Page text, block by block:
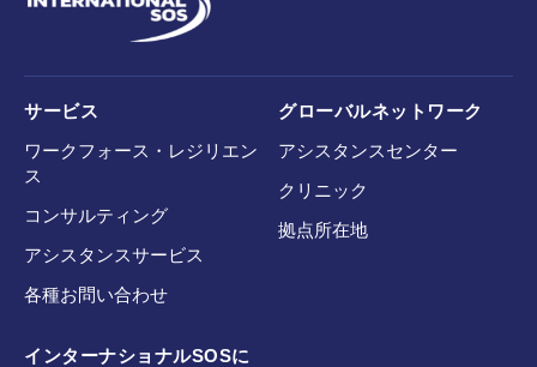
サービス
ワークフォース・レジリエン
ス
コンサルティング
アシスタンスサービス
各種お問い合わせ
グローバルネットワーク
アシスタンスセンター
クリニック
拠点所在地
インターナショナルSOSに